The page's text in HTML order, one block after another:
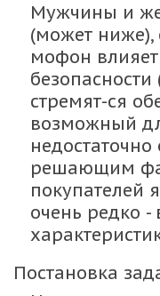
Мужчины и
(может
мофон
стремят-ся
возможный
решающим
покупателей
очень редко
Постановка